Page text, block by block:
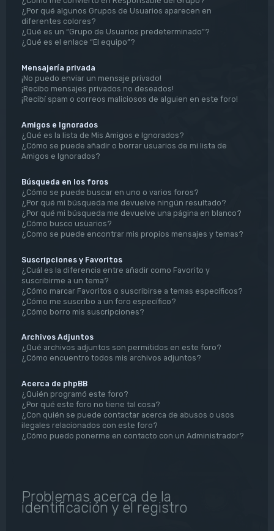
¿Por qué algunos Grupos de Usuarios aparecen en
diferentes colores?
¿Qué es un “Grupo de Usuarios predeterminado”?
¿Qué es el enlace “El equipo”?
Mensajería privada
¡No puedo enviar un mensaje privado!
¡Recibo mensajes privados no deseados!
¡Recibí spam o correos maliciosos de alguien en este foro!
Amigos e Ignorados
¿Qué es la lista de Mis Amigos e Ignorados?
¿Cómo se puede añadir o borrar usuarios de mi lista de
Amigos e Ignorados?
Búsqueda en los foros
¿Cómo se puede buscar en uno o varios foros?
¿Por qué mi búsqueda me devuelve ningún resultado?
¿Por qué mi búsqueda me devuelve una página en blanco?
¿Cómo busco usuarios?
¿Como se puede encontrar mis propios mensajes y temas?
Suscripciones y Favoritos
¿Cuál es la diferencia entre añadir como Favorito y
suscribirme a un tema?
¿Cómo marcar Favoritos o suscribirse a temas específicos?
¿Cómo me suscribo a un foro específico?
¿Cómo borro mis suscripciones?
Archivos Adjuntos
¿Qué archivos adjuntos son permitidos en este foro?
¿Cómo encuentro todos mis archivos adjuntos?
Acerca de phpBB
¿Quién programó este foro?
¿Por qué este foro no tiene tal cosa?
¿Con quién se puede contactar acerca de abusos o usos
ilegales relacionados con este foro?
¿Cómo puedo ponerme en contacto con un Administrador?
Problemas acerca de la
identificación y el registro